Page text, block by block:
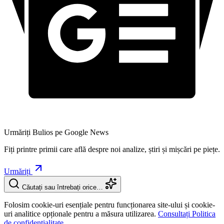
Urmăriți Bulios pe Google News
Fiți printre primii care află despre noi analize, știri și mișcări pe piețe.
Urmăriți
Căutați sau întrebați orice…
Folosim cookie-uri esențiale pentru funcționarea site-ului și cookie-
uri analitice opționale pentru a măsura utilizarea. Consultați Politica